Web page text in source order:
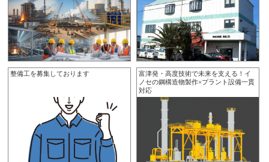
整備工を募集しております
富津発・高度技術で未来を支える！イ
ノセの鋼構造物製作×プラント設備一貫
対応